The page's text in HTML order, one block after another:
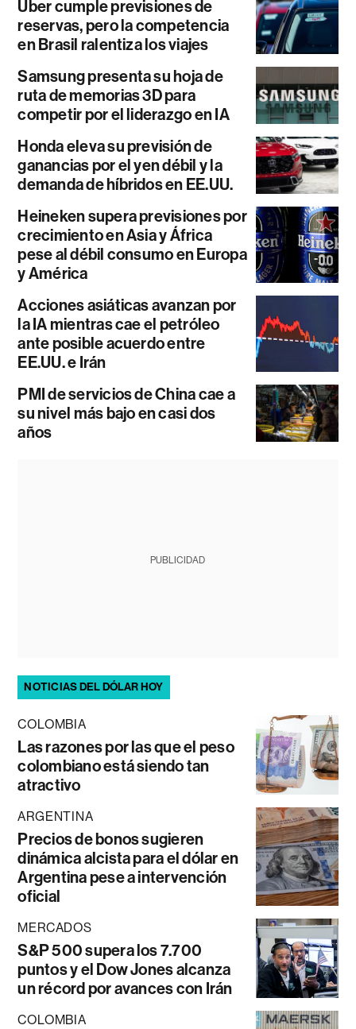
Uber cumple previsiones de
reservas, pero la competencia
en Brasil ralentiza los viajes
Samsung presenta su hoja de
ruta de memorias 3D para
competir por el liderazgo en IA
Honda eleva su previsión de
ganancias por el yen débil y la
demanda de híbridos en EE.UU.
Heineken supera previsiones por
crecimiento en Asia y África
pese al débil consumo en Europa
y América
Acciones asiáticas avanzan por
la IA mientras cae el petróleo
ante posible acuerdo entre
EE.UU. e Irán
PMI de servicios de China cae a
su nivel más bajo en casi dos
años
PUBLICIDAD
NOTICIAS DEL DÓLAR HOY
COLOMBIA
Las razones por las que el peso
colombiano está siendo tan
atractivo
ARGENTINA
Precios de bonos sugieren
dinámica alcista para el dólar en
Argentina pese a intervención
oficial
MERCADOS
S&P 500 supera los 7.700
puntos y el Dow Jones alcanza
un récord por avances con Irán
COLOMBIA